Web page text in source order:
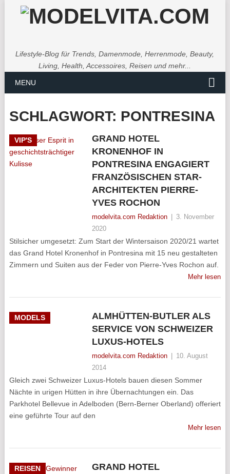
Lifestyle-Blog für Trends, Damenmode, Herrenmode, Beauty,
Living, Health, Accessoires, Reisen und mehr...
MENU
SCHLAGWORT: PONTRESINA
VIP'S
GRAND HOTEL
KRONENHOF IN
PONTRESINA ENGAGIERT
FRANZÖSISCHEN STAR-
ARCHITEKTEN PIERRE-
YVES ROCHON
modelvita.com Redaktion
3. November
2020
Stilsicher umgesetzt: Zum Start der Wintersaison 2020/21 wartet
das Grand Hotel Kronenhof in Pontresina mit 15 neu gestalteten
Zimmern und Suiten aus der Feder von Pierre-Yves Rochon auf.
Mehr lesen
MODELS
ALMHÜTTEN-BUTLER ALS
SERVICE VON SCHWEIZER
LUXUS-HOTELS
modelvita.com Redaktion
10. August
2014
Gleich zwei Schweizer Luxus-Hotels bauen diesen Sommer
Nächte in urigen Hütten in ihre Übernachtungen ein. Das
Parkhotel Bellevue in Adelboden (Bern-Berner Oberland) offeriert
eine geführte Tour auf den
Mehr lesen
REISEN
GRAND HOTEL